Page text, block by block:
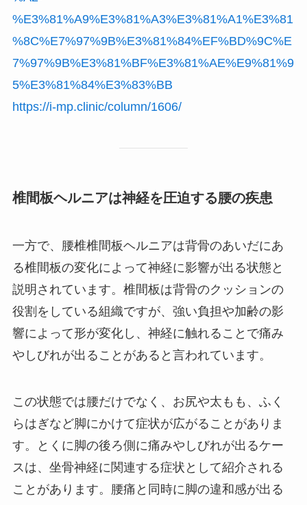
%E3%81%A9%E3%81%A3%E3%81%A1%E3%81
%8C%E7%97%9B%E3%81%84%EF%BD%9C%E
7%97%9B%E3%81%BF%E3%81%AE%E9%81%9
5%E3%81%84%E3%83%BB
https://i-mp.clinic/column/1606/
椎間板ヘルニアは神経を圧迫する腰の疾患
一方で、腰椎椎間板ヘルニアは背骨のあいだにあ
る椎間板の変化によって神経に影響が出る状態と
説明されています。椎間板は背骨のクッションの
役割をしている組織ですが、強い負担や加齢の影
響によって形が変化し、神経に触れることで痛み
やしびれが出ることがあると言われています。
この状態では腰だけでなく、お尻や太もも、ふく
らはぎなど脚にかけて症状が広がることがありま
す。とくに脚の後ろ側に痛みやしびれが出るケー
スは、坐骨神経に関連する症状として紹介される
ことがあります。腰痛と同時に脚の違和感が出る